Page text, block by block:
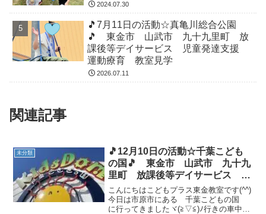
2024.07.30
🎵7月11日の活動☆真亀川総合公園
🎵 東金市 山武市 九十九里町 放
課後等デイサービス 児童発達支援
運動療育 教室見学
2026.07.11
関連記事
未分類
🎵12月10日の活動☆千葉こども
の国🎵 東金市 山武市 九十九
里町 放課後等デイサービス 児
童発達支援 運動療育 教室見学
こんにちはこどもプラス東金教室です(^^)
今日は市原市にある 千葉こどもの国
に行ってきましたヾ(≧▽≦)ﾉ行きの車中で